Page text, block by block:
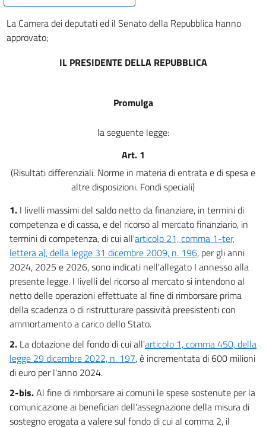
9
10
11
18
20
21
Allegati
Allegato I
Allegato I
Allegato II
Allegato III
Allegato III
Allegato IV
Allegato IV
La Camera dei deputati ed il Senato della Repubblica hanno
approvato;
IL PRESIDENTE DELLA REPUBBLICA
Promulga
la seguente legge:
Art. 1
(Risultati differenziali. Norme in materia di entrata e di spesa e
altre disposizioni. Fondi speciali)
1. I livelli massimi del saldo netto da finanziare, in termini di
competenza e di cassa, e del ricorso al mercato finanziario, in
termini di competenza, di cui all'articolo 21, comma 1-ter,
lettera a), della legge 31 dicembre 2009, n. 196, per gli anni
2024, 2025 e 2026, sono indicati nell'allegato I annesso alla
presente legge. I livelli del ricorso al mercato si intendono al
netto delle operazioni effettuate al fine di rimborsare prima
della scadenza o di ristrutturare passività preesistenti con
ammortamento a carico dello Stato.
2. La dotazione del fondo di cui all'articolo 1, comma 450, della
legge 29 dicembre 2022, n. 197, è incrementata di 600 milioni
di euro per l'anno 2024.
2-bis.Al fine di rimborsare ai comuni le spese sostenute per la
comunicazione ai beneficiari dell'assegnazione della misura di
sostegno erogata a valere sul fondo di cui al comma 2, il